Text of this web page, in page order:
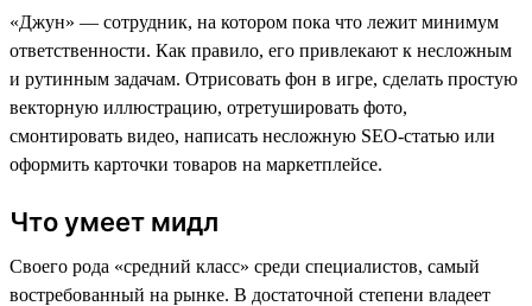
«Джун» — сотрудник, на котором пока что лежит минимум
ответственности. Как правило, его привлекают к несложным
и рутинным задачам. Отрисовать фон в игре, сделать простую
векторную иллюстрацию, отретушировать фото,
смонтировать видео, написать несложную SEO-статью или
оформить карточки товаров на маркетплейсе.
Что умеет мидл
Своего рода «средний класс» среди специалистов, самый
востребованный на рынке. В достаточной степени владеет